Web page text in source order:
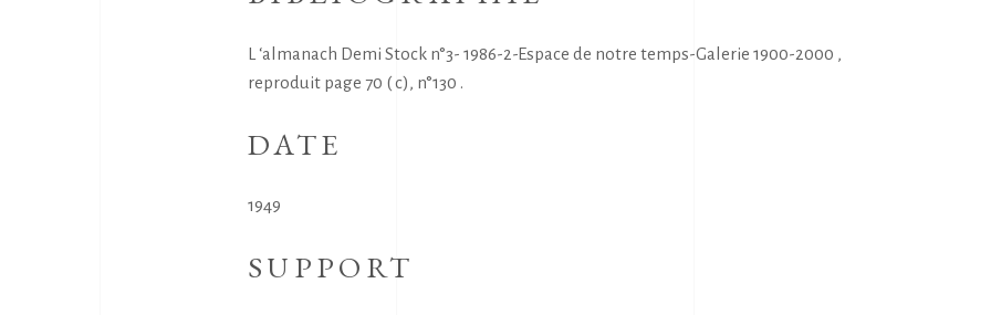
L ‘almanach Demi Stock n°3- 1986-2-Espace de notre temps-Galerie 1900-2000 ,
reproduit page 70 ( c), n°130 .
DATE
1949
SUPPORT